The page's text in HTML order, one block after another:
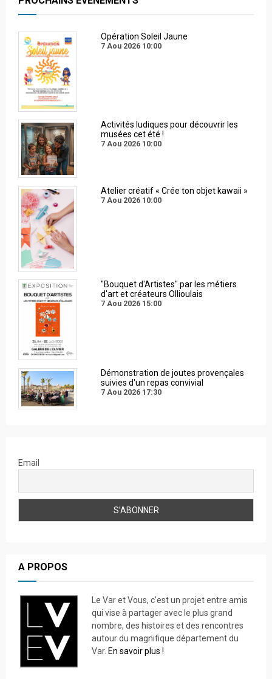
Opération Soleil Jaune
7 Aou 2026 10:00
Activités ludiques pour découvrir les
musées cet été !
7 Aou 2026 10:00
Atelier créatif « Crée ton objet kawaii »
7 Aou 2026 10:00
"Bouquet d'Artistes" par les métiers
d'art et créateurs Ollioulais
7 Aou 2026 15:00
Démonstration de joutes provençales
suivies d'un repas convivial
7 Aou 2026 17:30
Email
A PROPOS
Le Var et Vous, c’est un projet entre amis
qui vise à partager avec le plus grand
nombre, des histoires et des rencontres
autour du magnifique département du
Var. En savoir plus !